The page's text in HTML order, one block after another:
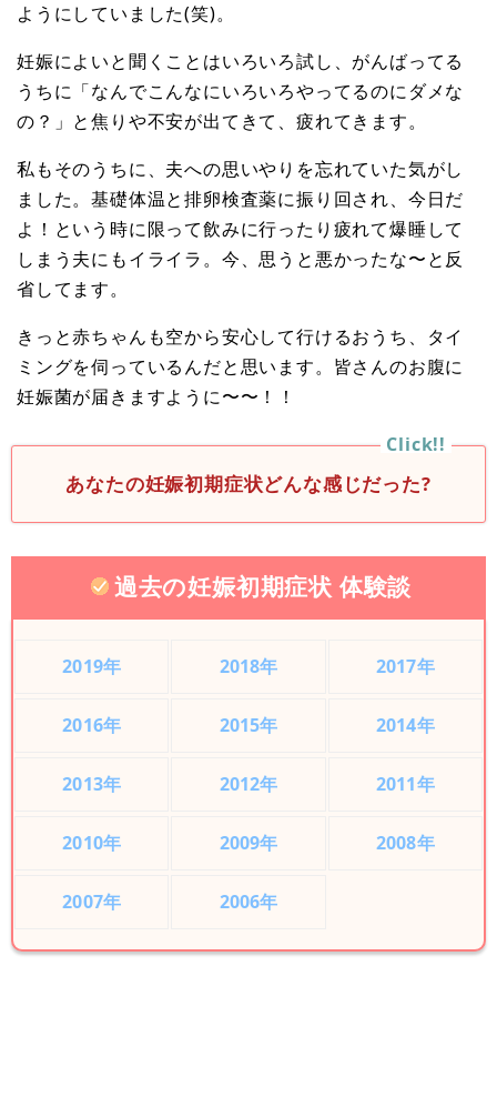
ようにしていました(笑)。
妊娠によいと聞くことはいろいろ試し、がんばってる
うちに「なんでこんなにいろいろやってるのにダメな
の？」と焦りや不安が出てきて、疲れてきます。
私もそのうちに、夫への思いやりを忘れていた気がし
ました。基礎体温と排卵検査薬に振り回され、今日だ
よ！という時に限って飲みに行ったり疲れて爆睡して
しまう夫にもイライラ。今、思うと悪かったな〜と反
省してます。
きっと赤ちゃんも空から安心して行けるおうち、タイ
ミングを伺っているんだと思います。皆さんのお腹に
妊娠菌が届きますように〜〜！！
あなたの妊娠初期症状どんな感じだった?
過去の妊娠初期症状 体験談
2019年 2018年 2017年
2016年 2015年 2014年
2013年 2012年 2011年
2010年 2009年 2008年
2007年 2006年